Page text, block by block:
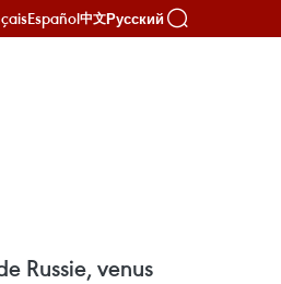
Español中文Русский
Russie, venus